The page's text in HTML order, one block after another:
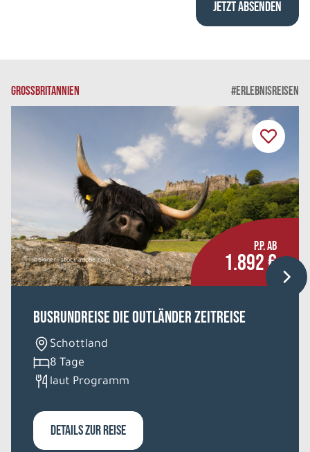
GROSSBRITANNIEN #ERLEBNISREISEN
©binner - stock.adobe.com
P.P. AB
1.892 €
Busrundreise Die Outländer Zeitreise
Schottland
8 Tage
laut Programm
DETAILS ZUR REISE